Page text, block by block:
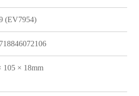
(EV7954)
105 × 18mm